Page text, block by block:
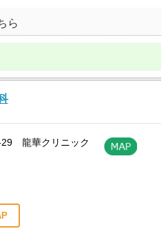
ら
29 龍華クリニック